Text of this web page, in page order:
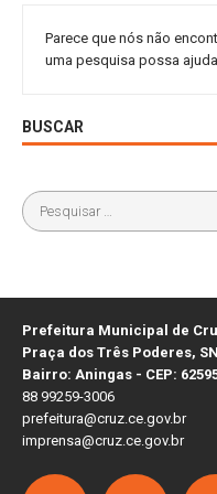
Parece que nós não
uma pesquisa possa
BUSCAR
Prefeitura Municipal de
Praça dos Três Poderes, SN
Bairro: Aningas - CEP:
88 99259-3006
prefeitura@cruz.ce.gov.br
imprensa@cruz.ce.gov.br